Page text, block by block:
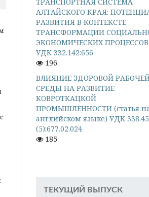
АЛТАЙСКОГО КРАЯ:
РАЗВИТИЯ В КОНТЕКСТЕ
ТРАНСФОРМАЦИИ
ЭКОНОМИЧЕСКИХ ПРОЦЕССОВ
УДК 332.142:656
196
ВЛИЯНИЕ ЗДОРОВОЙ
СРЕДЫ НА РАЗВИТИЕ
КОВРОТКАЦКОЙ
ПРОМЫШЛЕННОСТИ (статья
английском языке) УДК 338.45
(5):677.02.024
185
ТЕКУЩИЙ ВЫПУСК